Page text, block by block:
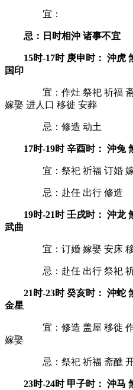
宜：
忌：日时相沖 诸事不宜
15时-17时 庚申时： 沖虎
国印
宜：作灶 祭祀 祈福 斋醮
嫁娶 进人口 移徙 安葬
忌：修造 动土
17时-19时 辛酉时： 沖兔
宜：祭祀 祈福 订婚 嫁
忌：赴任 出行 修造
19时-21时 壬戌时： 沖龙
武曲
宜：订婚 嫁娶 安床 移
忌：赴任 出行 祭祀 祈
21时-23时 癸亥时： 沖蛇
金星
宜：修造 盖屋 移徙 作灶
嫁娶
忌：祭祀 祈福 斋醮 开
23时-24时 甲子时： 沖马